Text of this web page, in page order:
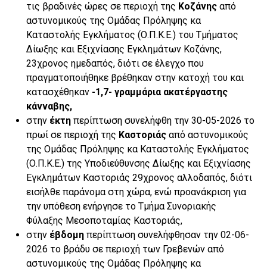
τις βραδινές ώρες σε περιοχή της Κοζάνης από
αστυνομικούς της Ομάδας Πρόληψης κα
Καταστολής Εγκλήματος (Ο.Π.Κ.Ε.) του Τμήματος
Δίωξης και Εξιχνίασης Εγκλημάτων Κοζάνης,
23χρονος ημεδαπός, διότι σε έλεγχο που
πραγματοποιήθηκε βρέθηκαν στην κατοχή του και
κατασχέθηκαν -1,7- γραμμάρια ακατέργαστης
κάνναβης,
στην έκτη περίπτωση συνελήφθη την 30-05-2026 το
πρωί σε περιοχή της Καστοριάς από αστυνομικούς
της Ομάδας Πρόληψης κα Καταστολής Εγκλήματος
(Ο.Π.Κ.Ε.) της Υποδιεύθυνσης Δίωξης και Εξιχνίασης
Εγκλημάτων Καστοριάς 29χρονος αλλοδαπός, διότι
εισήλθε παράνομα στη χώρα, ενώ προανάκριση για
την υπόθεση ενήργησε το Τμήμα Συνοριακής
Φύλαξης Μεσοποταμίας Καστοριάς,
στην έβδομη περίπτωση συνελήφθησαν την 02-06-
2026 το βράδυ σε περιοχή των Γρεβενών από
αστυνομικούς της Ομάδας Πρόληψης κα